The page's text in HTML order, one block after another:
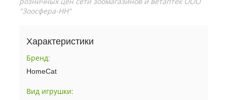
"Зоосфера-НН"
Характеристики
Бренд:
HomeCat
Вид игрушки: